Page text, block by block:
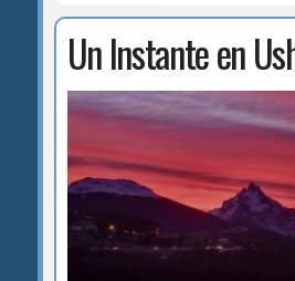
Un Instante en